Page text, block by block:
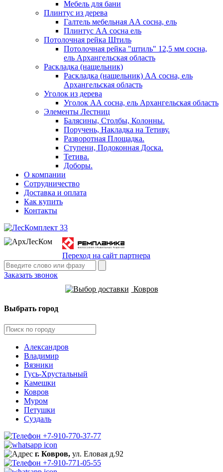
Мебель для бани
Плинтус из дерева
Галтель мебельная АА сосна, ель
Плинтус АА сосна ель
Потолочная рейка Штиль
Потолочная рейка "штиль" 12,5 мм сосна,
ель Архангельская область
Раскладка (нащельник)
Раскладка (нащельник) АА сосна, ель
Архангельская область
Уголок из дерева
Уголок АА сосна, ель Архангельская область
Элементы Лестниц
Балясины, Столбы, Колонны.
Поручень, Накладка на Тетиву.
Разворотная Площадка.
Ступени, Подоконная Доска.
Тетива.
Доборы.
О компании
Сотрудничество
Доставка и оплата
Как купить
Контакты
Переход на сайт партнера
Заказать звонок
Ковров
Выбрать город
Александров
Владимир
Вязники
Гусь-Хрустальный
Камешки
Ковров
Муром
Петушки
Суздаль
+7-910-770-37-77
г. Ковров, ул. Еловая д.92
+7-910-771-05-55